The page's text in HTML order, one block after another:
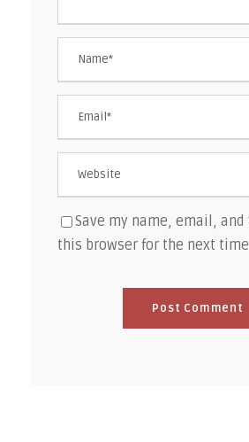
Save my name, email,
this browser for the next